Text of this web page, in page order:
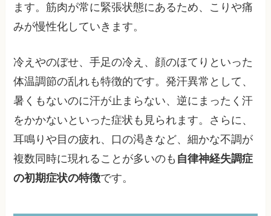
ます。筋肉が常に緊張状態にあるため、こりや痛
みが慢性化していきます。
冷えやのぼせ、手足の冷え、顔のほてりといった
体温調節の乱れも特徴的です。発汗異常として、
暑くもないのに汗が止まらない、逆にまったく汗
をかかないといった症状も見られます。さらに、
耳鳴りや目の疲れ、口の渇きなど、細かな不調が
複数同時に現れることが多いのも 自律神経失調症
の初期症状の特徴です。